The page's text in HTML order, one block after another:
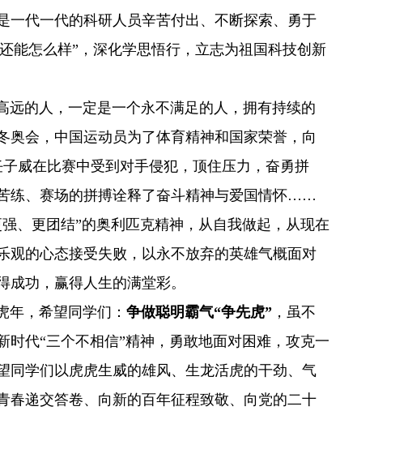
一代一代的科研人员辛苦付出、不断探索、勇于
能怎么样”，深化学思悟行，立志为祖国科技创新
远的人，一定是一个永不满足的人，拥有持续的
会，中国运动员为了体育精神和国家荣誉，向
威在比赛中受到对手侵犯，顶住压力，奋勇拼
练、赛场的拼搏诠释了奋斗精神与爱国情怀……
、更团结”的奥利匹克精神，从自我做起，从现在
观的心态接受失败，以永不放弃的英雄气概面对
功，赢得人生的满堂彩。
，希望同学们： 争做聪明霸气“争先虎” ，虽不
时代“三个不相信”精神，勇敢地面对困难，攻克一
同学们以虎虎生威的雄风、生龙活虎的干劲、气
春递交答卷、向新的百年征程致敬、向党的二十